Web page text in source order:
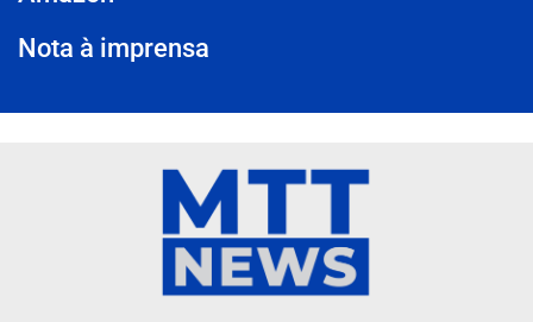
Nota à imprensa